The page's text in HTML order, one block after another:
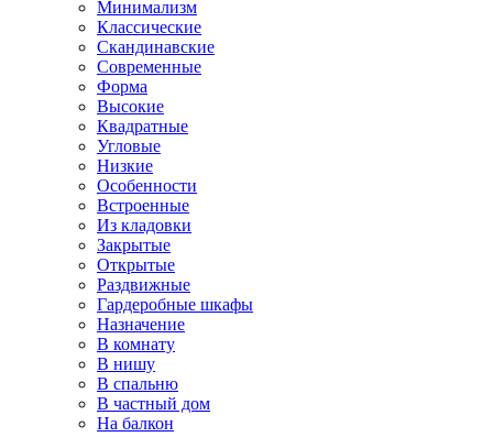
Минимализм
Классические
Скандинавские
Современные
Форма
Высокие
Квадратные
Угловые
Низкие
Особенности
Встроенные
Из кладовки
Закрытые
Открытые
Раздвижные
Гардеробные шкафы
Назначение
В комнату
В нишу
В спальню
В частный дом
На балкон